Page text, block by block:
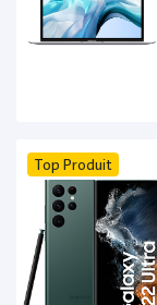
Top Produit